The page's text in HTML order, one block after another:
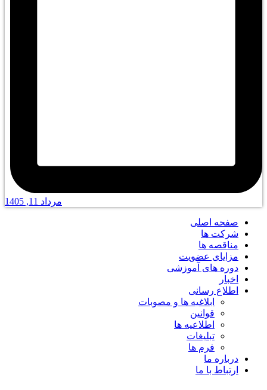
مرداد 11, 1405
صفحه اصلی
شرکت ها
مناقصه ها
مزایای عضویت
دوره های آموزشی
اخبار
اطلاع رسانی
ابلاغیه ها و مصوبات
قوانین
اطلاعیه ها
تبلیغات
فرم ها
درباره ما
ارتباط با ما